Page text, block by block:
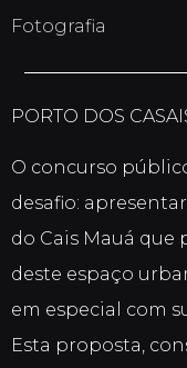
Fotografia
PORTO DOS
O concurso
desafio:
do Cais Mauá
deste espaço
em especial com
Esta proposta,